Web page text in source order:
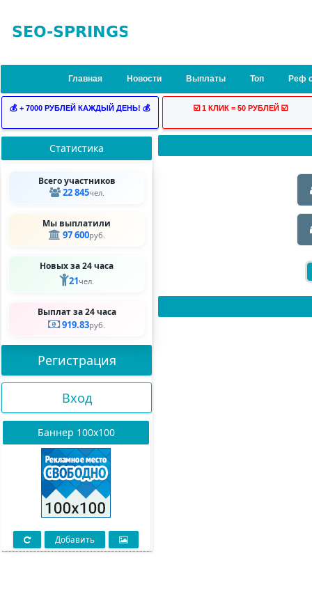
Главная Новости Выплаты Топ Реф
💰 + 7000 РУБЛЕЙ КАЖДЫЙ ДЕНЬ! 💰 ☑️ 1 КЛИК = 50 РУБЛЕЙ ☑️
Статистика
Всего участников
22 845чел.
Мы выплатили
97 600руб.
Новых за 24 часа
21чел.
Выплат за 24 часа
919.83руб.
Регистрация
Вход
Баннер 100х100
Добавить